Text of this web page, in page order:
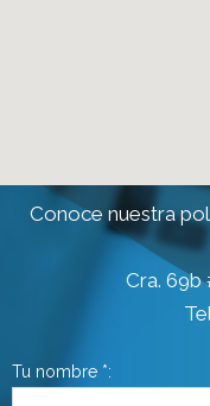
Conoce nuestra
Cra. 69b
Tu nombre *: